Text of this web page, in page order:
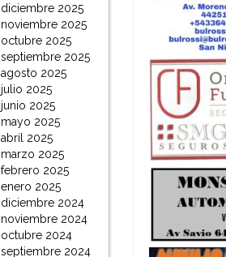
diciembre 2025
noviembre 2025
octubre 2025
septiembre 2025
agosto 2025
julio 2025
junio 2025
mayo 2025
abril 2025
marzo 2025
febrero 2025
enero 2025
diciembre 2024
noviembre 2024
octubre 2024
septiembre 2024